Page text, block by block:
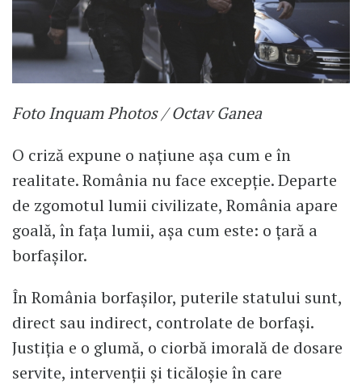
Foto Inquam Photos / Octav Ganea
O criză expune o națiune așa cum e în
realitate. România nu face excepție. Departe
de zgomotul lumii civilizate, România apare
goală, în fața lumii, așa cum este: o țară a
borfașilor.
În România borfașilor, puterile statului sunt,
direct sau indirect, controlate de borfași.
Justiția e o glumă, o ciorbă imorală de dosare
servite, intervenții și ticăloșie în care